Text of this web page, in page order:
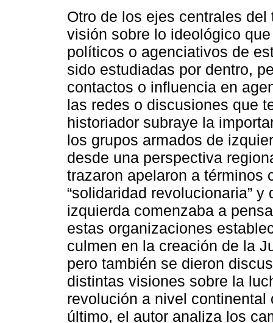
Otro de los ejes centrales
visión sobre lo ideológico
políticos o agenciativos de
sido estudiadas por dentro,
contactos o influencia en
las redes o discusiones que
historiador subraye la
los grupos armados de
desde una perspectiva
trazaron apelaron a términos
“solidaridad revolucionaria”
izquierda comenzaba a
estas organizaciones
culmen en la creación de la
pero también se dieron
distintas visiones sobre la
revolución a nivel
último, el autor analiza los